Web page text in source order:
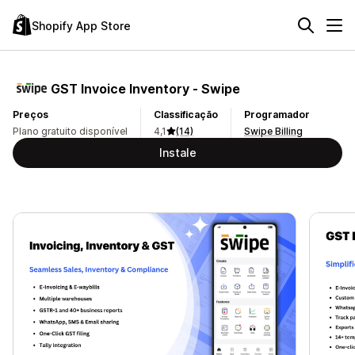
Shopify App Store
GST Invoice Inventory ‑ Swipe
Preços
Plano gratuito disponível
Classificação
4,1
(14)
Programador
Swipe Billing
Instale